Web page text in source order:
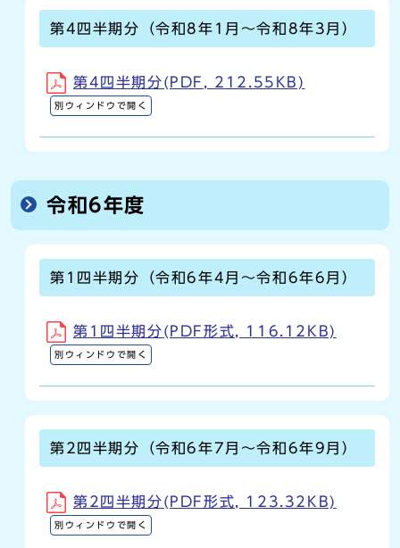
第4四半期分（令和8年1月～令和8年3月）
第4四半期分(PDF, 212.55KB)
別ウィンドウで開く
令和6年度
第1四半期分（令和6年4月～令和6年6月）
第1四半期分(PDF形式, 116.12KB)
別ウィンドウで開く
第2四半期分（令和6年7月～令和6年9月）
第2四半期分(PDF形式, 123.32KB)
別ウィンドウで開く